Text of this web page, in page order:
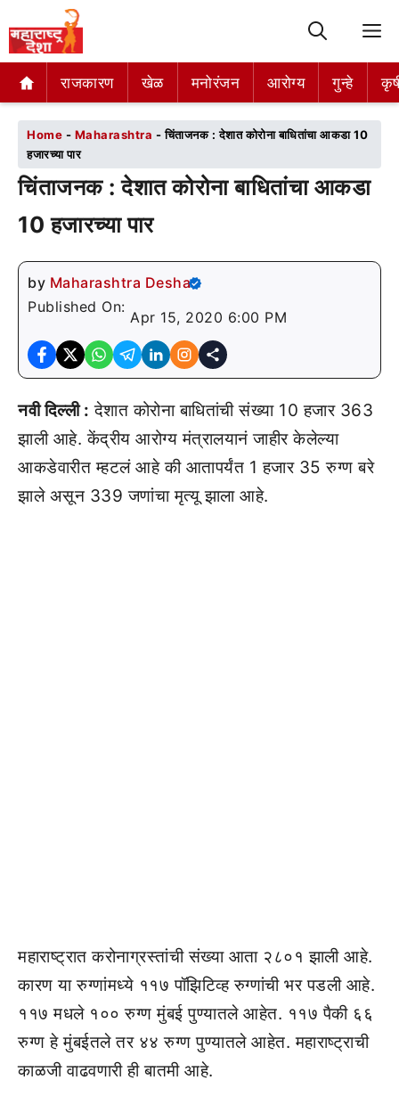
राजकारण खेळ मनोरंजन आरोग्य गुन्हे
राजकारण खेळ मनोरंजन आरोग्य गुन्हे
Home - Maharashtra -चिंताजनक : देशात कोरोना बाधितांचा आकडा 10
हजारच्या पार
चिंताजनक : देशात कोरोना बाधितांचा आकडा
10 हजारच्या पार
by Maharashtra Desha
Published On:
Apr 15, 2020 6:00 PM
नवी दिल्ली : देशात कोरोना बाधितांची संख्या 10 हजार 363
झाली आहे. केंद्रीय आरोग्य मंत्रालयानं जाहीर केलेल्या
आकडेवारीत म्हटलं आहे की आतापर्यंत 1 हजार 35 रुग्ण बरे
झाले असून 339 जणांचा मृत्यू झाला आहे.
महाराष्ट्रात करोनाग्रस्तांची संख्या आता २८०१ झाली आहे.
कारण या रुग्णांमध्ये ११७ पॉझिटिव्ह रुग्णांची भर पडली आहे.
११७ मधले १०० रुग्ण मुंबई पुण्यातले आहेत. ११७ पैकी ६६
रुग्ण हे मुंबईतले तर ४४ रुग्ण पुण्यातले आहेत. महाराष्ट्राची
काळजी वाढवणारी ही बातमी आहे.